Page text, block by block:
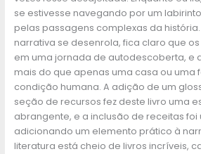
se estivesse navegando por um
pelas passagens complexas da
narrativa se desenrola, fica claro que
em uma jornada de autodescoberta, e
mais do que apenas uma casa ou uma
condição humana. A adição de um
seção de recursos fez deste livro uma
abrangente, e a inclusão de receitas
adicionando um elemento prático à
literatura está cheio de livros incríveis,